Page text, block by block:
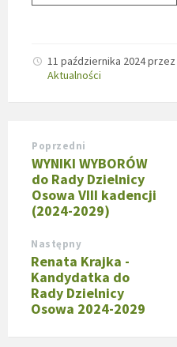
11 października 2024przez
Aktualności
Poprzedni
WYNIKI WYBORÓW
do Rady Dzielnicy
Osowa VIII kadencji
(2024-2029)
Następny
Renata Krajka -
Kandydatka do
Rady Dzielnicy
Osowa 2024-2029